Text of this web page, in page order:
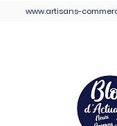
www.artisans-